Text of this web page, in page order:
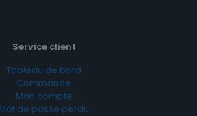
Service client
Tableau de bord
Commande
Mon compte
Mot de passe perdu